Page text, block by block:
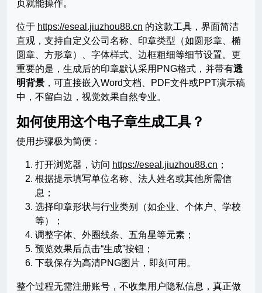
页就能操作。
位于 https://eseal.jiuzhou88.cn 的这款工具，界面简洁
直观，支持自定义公司名称、印章类型（如圆形章、椭
圆章、方形章）、字体样式、边框粗细等细节设置。更
重要的是，生成后的印章默认采用PNG格式，并带有透
明背景 ，可直接嵌入Word文档、PDF文件或PPT演示稿
中，不留白边，视觉效果自然专业。
如何使用这个电子章生成工具？
使用步骤极为简便：
打开浏览器，访问 https://eseal.jiuzhou88.cn ；
根据提示填写单位名称、法人姓名或其他所需信
息；
选择印章形状与行业类别（如企业、个体户、学校
等）；
调整字体、外圈线条、五角星等元素；
预览效果后点击“生成”按钮；
下载保存为高清PNG图片，即刻可用。
整个过程无需注册账号，不收集用户隐私信息，真正做